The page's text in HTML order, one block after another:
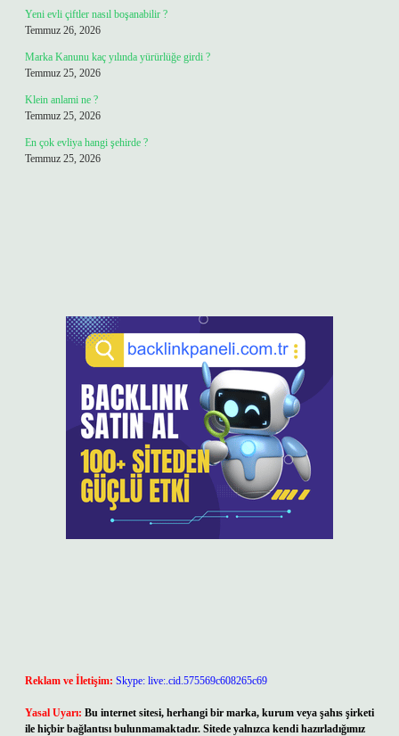
Yeni evli çiftler nasıl boşanabilir ?
Temmuz 26, 2026
Marka Kanunu kaç yılında yürürlüğe girdi ?
Temmuz 25, 2026
Klein anlami ne ?
Temmuz 25, 2026
En çok evliya hangi şehirde ?
Temmuz 25, 2026
Reklam ve İletişim: Skype: live:.cid.575569c608265c69
Yasal Uyarı: Bu internet sitesi, herhangi bir marka, kurum veya şahıs şirketi
ile hiçbir bağlantısı bulunmamaktadır. Sitede yalnızca kendi hazırladığımız